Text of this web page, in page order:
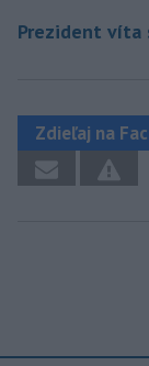
Prezident víta
Zdieľaj na